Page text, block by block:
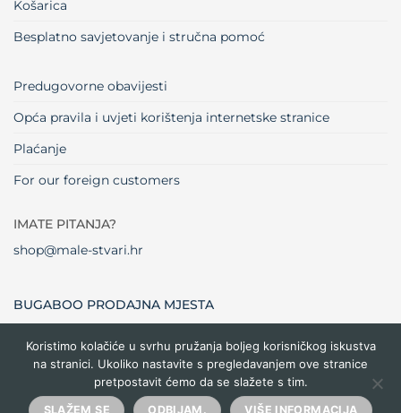
Košarica
Besplatno savjetovanje i stručna pomoć
Predugovorne obavijesti
Opća pravila i uvjeti korištenja internetske stranice
Plaćanje
For our foreign customers
IMATE PITANJA?
shop@male-stvari.hr
BUGABOO PRODAJNA MJESTA
Visa MasterCardMaestro Dinners
Club
Credit
Card
Cash
Delivery
Copyright 2026 ©Male stvari
Koristimo kolačiće u svrhu pružanja boljeg korisničkog iskustva
na stranici. Ukoliko nastavite s pregledavanjem ove stranice
pretpostavit ćemo da se slažete s tim.
SLAŽEM SE ODBIJAM. VIŠE INFORMACIJA